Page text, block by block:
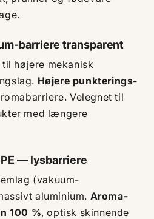
barriere transparent
højere mekanisk
Højere punkterings-
Velegnet til
med længere
— lysbarriere
(vakuum-
aluminium. Aroma-
100 %, optisk skinnende